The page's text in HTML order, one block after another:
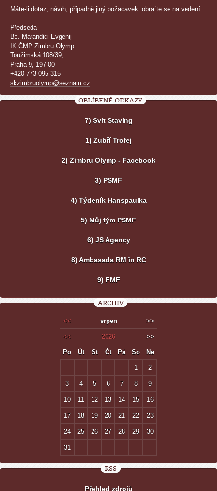
Máte-li dotaz, návrh, případně jiný požadavek, obraťte se na vedení:
Předseda
Bc. Marandici Evgenij
IK ČMP Zimbru Olymp
Toužimská 108/39,
Praha 9, 197 00
+420 773 095 315
skzimbruolymp@seznam.cz
OBLÍBENÉ ODKAZY
7) Svit Staving
1) Zubří Trofej
2) Zimbru Olymp - Facebook
3) PSMF
4) Týdeník Hanspaulka
5) Můj tým PSMF
6) JS Agency
8) Ambasada RM în RC
9) FMF
ARCHIV
<< srpen >>
<< 2026 >>
Po Út St Čt Pá So Ne
1 2
3 4 5 6 7 8 9
10 11 12 13 14 15 16
17 18 19 20 21 22 23
24 25 26 27 28 29 30
31
RSS
Přehled zdrojů